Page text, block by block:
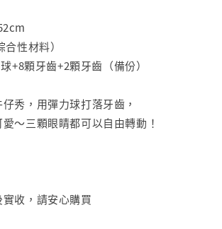
性材料）
+8顆牙齒+2顆牙齒（備份）
秀，用彈力球打落牙齒，
～三顆眼睛都可以自由轉動！
收，請安心購買